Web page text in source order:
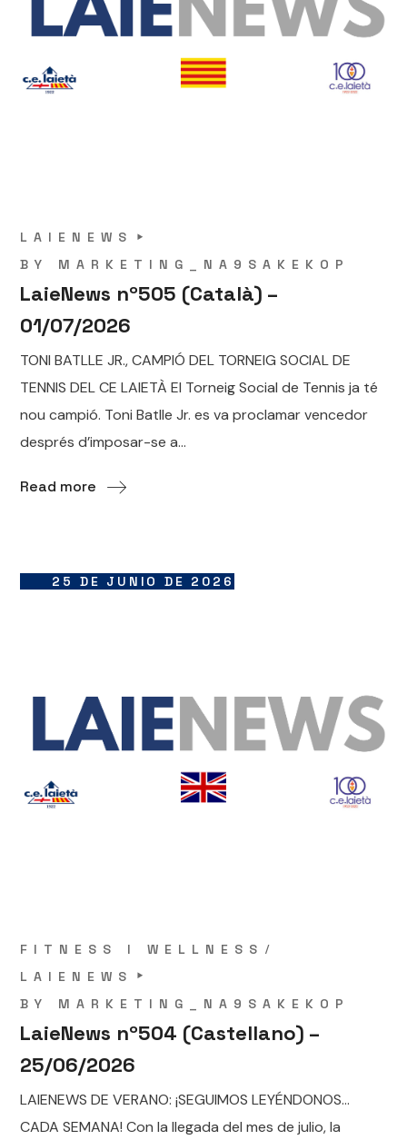
LAIENEWS
BY MARKETING_NA9SAKEKOP
LaieNews nº505 (Català) –
01/07/2026
TONI BATLLE JR., CAMPIÓ DEL TORNEIG SOCIAL DE
TENNIS DEL CE LAIETÀ El Torneig Social de Tennis ja té
nou campió. Toni Batlle Jr. es va proclamar vencedor
després d’imposar-se a...
Read more
25 DE JUNIO DE 2026
FITNESS I WELLNESS
LAIENEWS
BY MARKETING_NA9SAKEKOP
LaieNews nº504 (Castellano) –
25/06/2026
LAIENEWS DE VERANO: ¡SEGUIMOS LEYÉNDONOS…
CADA SEMANA! Con la llegada del mes de julio, la